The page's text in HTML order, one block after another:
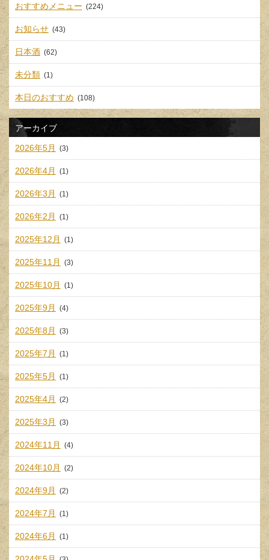
おすすめメニュー (224)
お知らせ (43)
日本酒 (62)
未分類 (1)
本日のおすすめ (108)
アーカイブ
2026年5月 (3)
2026年4月 (1)
2026年3月 (1)
2026年2月 (1)
2025年12月 (1)
2025年11月 (3)
2025年10月 (1)
2025年9月 (4)
2025年8月 (3)
2025年7月 (1)
2025年5月 (1)
2025年4月 (2)
2025年3月 (3)
2024年11月 (4)
2024年10月 (2)
2024年9月 (2)
2024年7月 (1)
2024年6月 (1)